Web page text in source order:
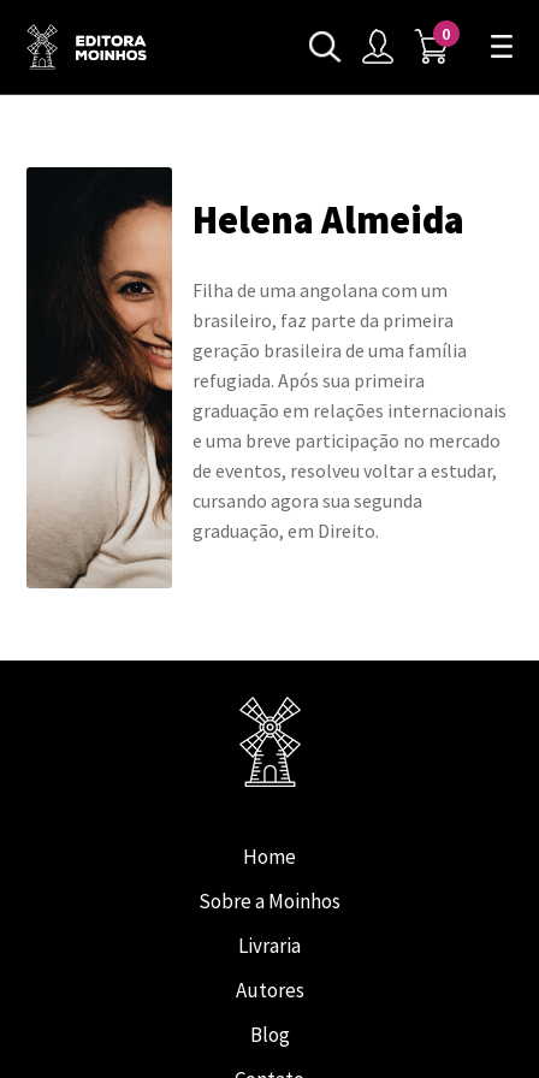
0
Helena Almeida
Filha de uma angolana com um
brasileiro, faz parte da primeira
geração brasileira de uma família
refugiada. Após sua primeira
graduação em relações internacionais
e uma breve participação no mercado
de eventos, resolveu voltar a estudar,
cursando agora sua segunda
graduação, em Direito.
Home
Sobre a Moinhos
Livraria
Autores
Blog